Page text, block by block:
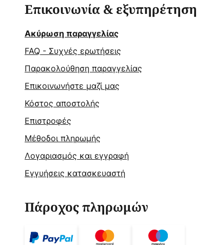
Επικοινωνία & εξυπηρέτηση
Ακύρωση παραγγελίας
FAQ - Συχνές ερωτήσεις
Παρακολούθηση παραγγελίας
Επικοινωνήστε μαζί μας
Κόστος αποστολής
Επιστροφές
Μέθοδοι πληρωμής
Λογαριασμός και εγγραφή
Εγγυήσεις κατασκευαστή
Πάροχος πληρωμών